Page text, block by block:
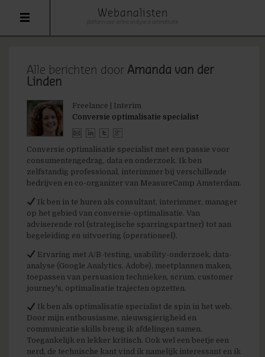
Webanalisten
Alle berichten door Amanda van der
Linden
Freelance | Interim
Conversie optimalisatie specialist
Conversie optimalisatie specialist met een passie voor
consumentengedrag, data en onderzoek. Ik ben
zelfstandig professional, interimmer bij verschillende
bedrijven en co-organizer van MeasureCamp Amsterdam.
Ik ben in te huren als consultant, interimmer, manager
op het gebied van conversie-optimalisatie. Van
adviserende rol (strategische sparringspartner) tot aan
begeleiding en uitvoering (operationeel).
Ervaring met A/B-testing, usability-onderzoek, data-
analyse (Google Analytics, Adobe), meetplannen maken,
toepassen van persuasion technieken, scrum, customer
journey's, optimalisatie trajecten opzetten.
Ik ben als optimalisatie specialist de spin in het web.
Door mijn enthousiasme, nieuwsgierigheid en
communicatie skills breng ik afdelingen samen.
Toegankelijk en lekker kritisch. Ook wel een beetje een
nerd, de technische kant vind ik namelijk interessant en ik